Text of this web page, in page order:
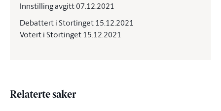
Innstilling avgitt 07.12.2021
Debattert i Stortinget 15.12.2021
Votert i Stortinget 15.12.2021
Relaterte saker